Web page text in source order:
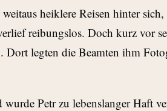
heiklere Reisen hinter
reibungslos. Doch kurz vor
Dort legten die Beamten ihm
wurde Petr zu lebenslanger Haft